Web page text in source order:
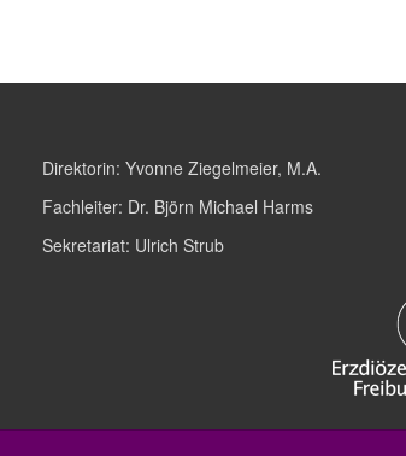
Direktorin: Yvonne Ziegelmeier, M.A.
Fachleiter: Dr. Björn Michael Harms
Sekretariat: Ulrich Strub